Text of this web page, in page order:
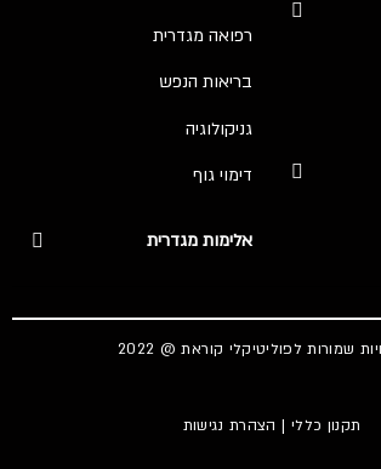
רפואה מגדרית
בריאות הנפש
גניקולוגיה
דימוי גוף
אלימות מגדרית
שמורות לפוליטיקלי קוראת @ 2022
תקנון כללי | הצהרת נגישות